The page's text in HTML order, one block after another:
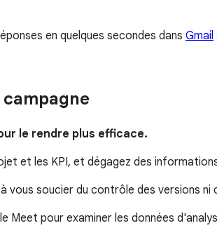
en quelques secondes dans Gmail
le rendre plus efficace.
et les KPI, et dégagez des
vous soucier du contrôle des versions
Meet pour examiner les données